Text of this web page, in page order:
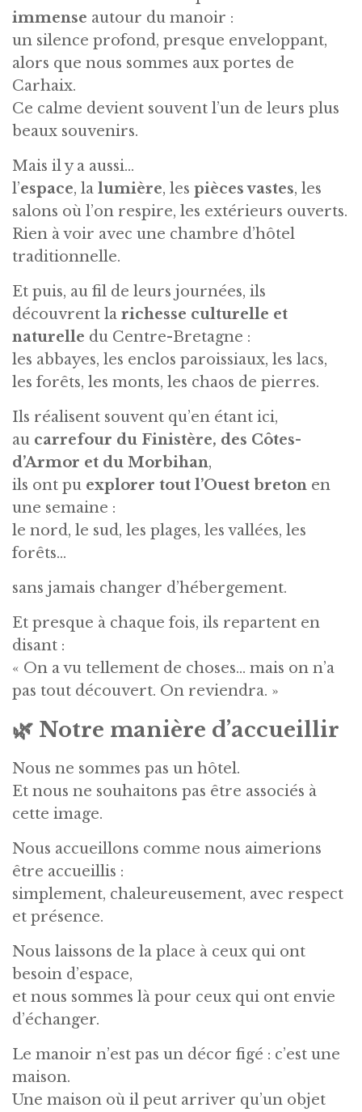
immense autour du manoir :
un silence profond, presque enveloppant,
alors que nous sommes aux portes de
Carhaix.
Ce calme devient souvent l’un de leurs plus
beaux souvenirs.
Mais il y a aussi…
l’espace, la lumière, les pièces vastes, les
salons où l’on respire, les extérieurs ouverts.
Rien à voir avec une chambre d’hôtel
traditionnelle.
Et puis, au fil de leurs journées, ils
découvrent la richesse culturelle et
naturelle du Centre-Bretagne :
les abbayes, les enclos paroissiaux, les lacs,
les forêts, les monts, les chaos de pierres.
Ils réalisent souvent qu’en étant ici,
au carrefour du Finistère, des Côtes-
d’Armor et du Morbihan,
ils ont pu explorer tout l’Ouest breton en
une semaine :
le nord, le sud, les plages, les vallées, les
forêts…
sans jamais changer d’hébergement.
Et presque à chaque fois, ils repartent en
disant :
« On a vu tellement de choses… mais on n’a
pas tout découvert. On reviendra. »
🌿 Notre manière d’accueillir
Nous ne sommes pas un hôtel.
Et nous ne souhaitons pas être associés à
cette image.
Nous accueillons comme nous aimerions
être accueillis :
simplement, chaleureusement, avec respect
et présence.
Nous laissons de la place à ceux qui ont
besoin d’espace,
et nous sommes là pour ceux qui ont envie
d’échanger.
Le manoir n’est pas un décor figé : c’est une
maison.
Une maison où il peut arriver qu’un objet